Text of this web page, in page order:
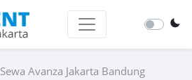
Sewa Avanza Jakarta Bandung